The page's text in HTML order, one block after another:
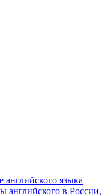
английского языка
английского в России,